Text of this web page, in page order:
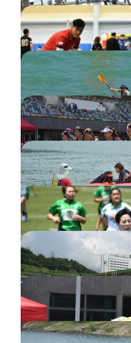
設定
查看「
健身室月票段
活動報名
重複
確認活
為活動補票
修改已提交